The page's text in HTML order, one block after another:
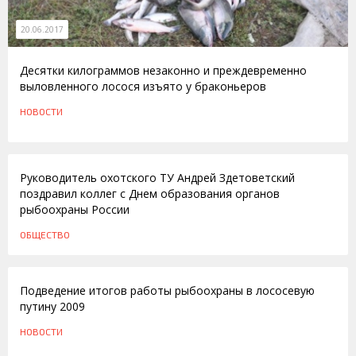
20.06.2017
Десятки килограммов незаконно и преждевременно
выловленного лосося изъято у браконьеров
НОВОСТИ
Руководитель охотского ТУ Андрей Здетоветский
поздравил коллег с Днем образования органов
рыбоохраны России
ОБЩЕСТВО
Подведение итогов работы рыбоохраны в лососевую
путину 2009
НОВОСТИ